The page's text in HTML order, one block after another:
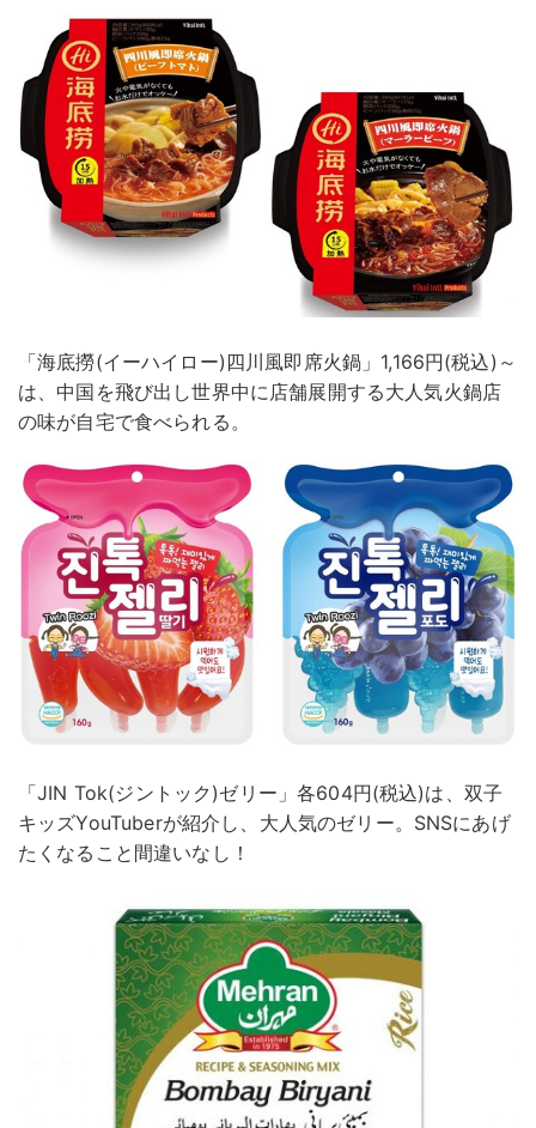
「海底撈(イーハイロー)四川風即席火鍋」1,166円(税込)～
は、中国を飛び出し世界中に店舗展開する大人気火鍋店
の味が自宅で食べられる。
「JIN Tok(ジントック)ゼリー」各604円(税込)は、双子
キッズYouTuberが紹介し、大人気のゼリー。SNSにあげ
たくなること間違いなし！